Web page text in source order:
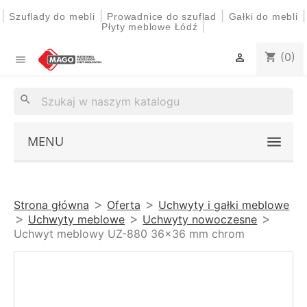
Szuflady do mebli Prowadnice do szuflad Gałki do mebli
Płyty meblowe Łódź
 shopping_cart (0)

search
MENU
Strona główna Oferta
Uchwyty i gałki meblowe
Uchwyty meblowe
Uchwyty nowoczesne
Uchwyt meblowy UZ-880 36x36 mm chrom